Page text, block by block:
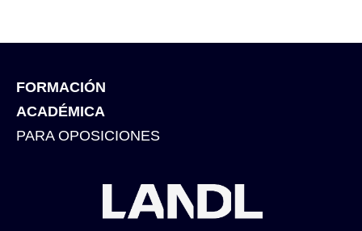
FORMACIÓN
ACADÉMICA
PARA OPOSICIONES